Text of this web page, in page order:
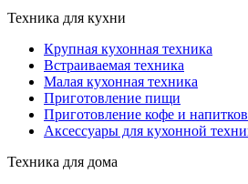
Техника для кухни
Крупная кухонная техника
Встраиваемая техника
Малая кухонная техника
Приготовление пищи
Приготовление кофе и напитков
Аксессуары для кухонной
Техника для дома